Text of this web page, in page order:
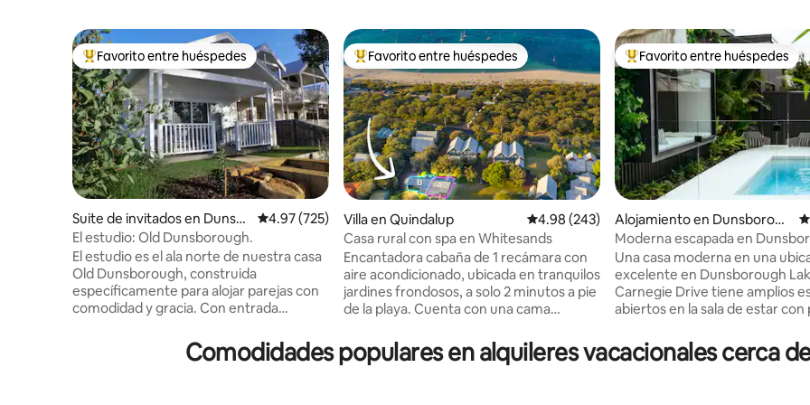
Favorito entre huéspedes preferido
Favorito entre huéspedes
Suite de invitados en Dunsb
orough
Calificación promedio: 4.97 de 5, 725 reseñas
4.97 (725)
El estudio: Old Dunsborough.
El estudio es el ala norte de nuestra casa
Old Dunsborough, construida
específicamente para alojar parejas con
comodidad y gracia. Con entrada
independencia y privacidad de los
huéspedes están aseguradas. El estudio
Favorito entre huéspedes preferido
Favorito entre huéspedes
Villa en Quindalup Calificación promedio: 4.98 de 5, 243 reseñas
4.98 (243)
Casa rural con spa en Whitesands
Encantadora cabaña de 1 recámara con
aire acondicionado, ubicada en tranquilos
jardines frondosos, a solo 2 minutos a pie
de la playa. Cuenta con una cama
hotelera, un amplio baño con tina de
hidromasaje, parrilla privada y asientos al
Favorito entre huéspedes
Favorito entre huéspedes
Alojamiento en Dunsboroug
h
Moderna escapada en
gratuito)
Una casa moderna en una
excelente en Dunsborough
Carnegie Drive tiene amplios
abiertos en la sala de estar con
y agradable. La zona de
al aire libre cuenta con una
Comodidades populares en alquileres vacacionales cerca